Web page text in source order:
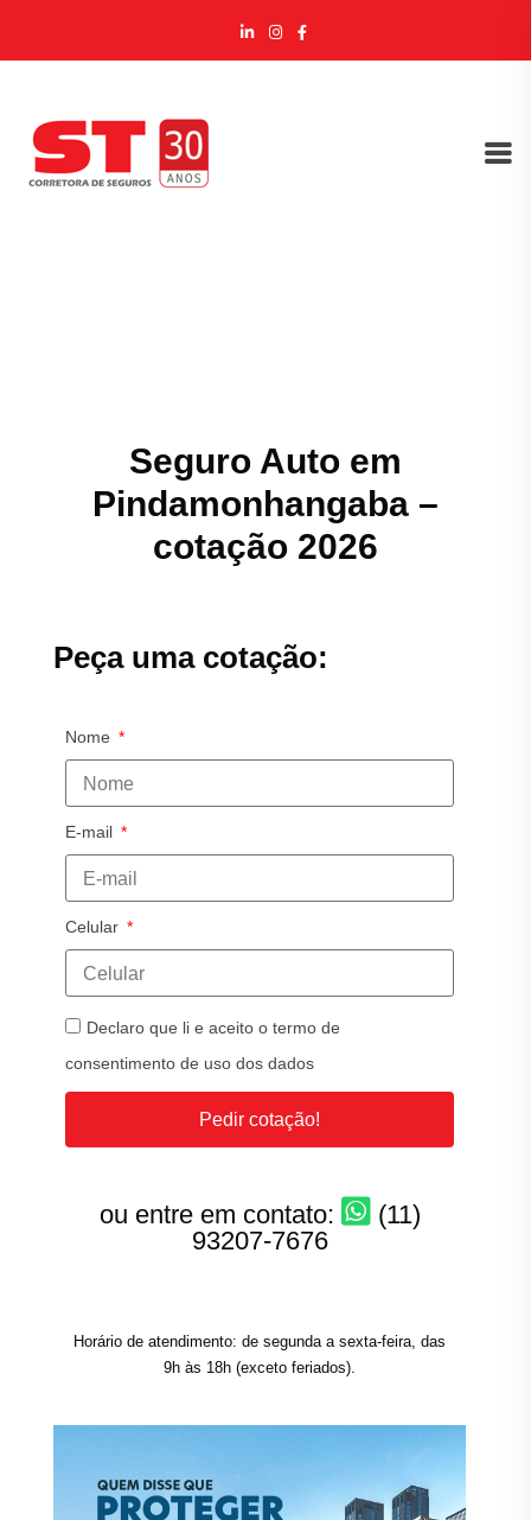
Seguro Auto em
Pindamonhangaba –
cotação 2026
Peça uma cotação:
Nome
E-mail
Celular
Declaro que li e aceito o termo de
consentimento de uso dos dados
Pedir cotação!
ou entre em contato:
(11)
93207-7676
Horário de atendimento: de segunda a sexta-feira, das
9h às 18h (exceto feriados).